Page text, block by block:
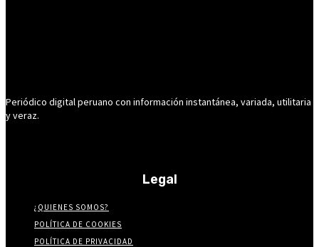
Periódico digital peruano con información instantánea, variada, utilitaria
y veraz.
Legal
¿QUIENES SOMOS?
POLÍTICA DE COOKIES
POLÍTICA DE PRIVACIDAD